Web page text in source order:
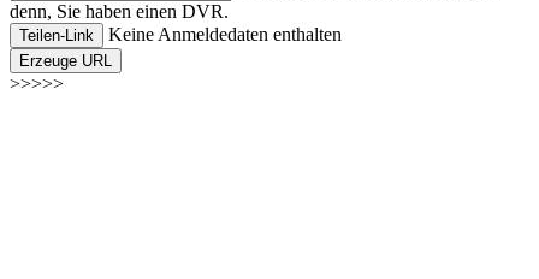
denn, Sie haben einen DVR.
Teilen-Link Keine Anmeldedaten enthalten
Erzeuge URL
>>>>>